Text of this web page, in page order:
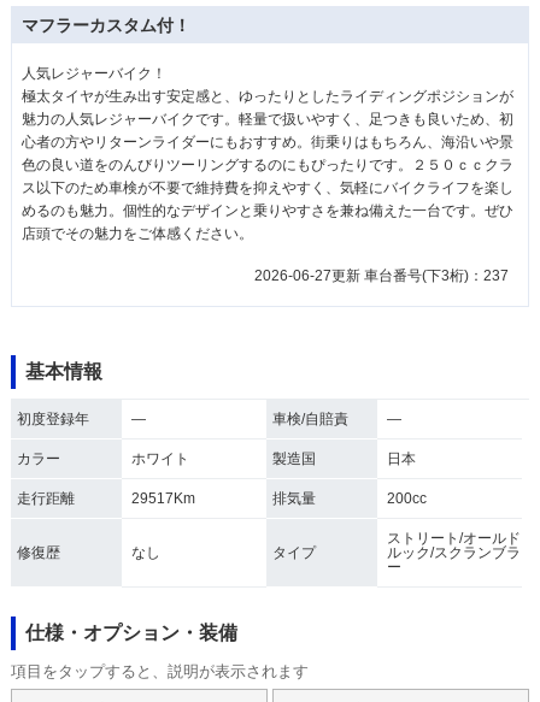
マフラーカスタム付！
人気レジャーバイク！
極太タイヤが生み出す安定感と、ゆったりとしたライディングポジションが
魅力の人気レジャーバイクです。軽量で扱いやすく、足つきも良いため、初
心者の方やリターンライダーにもおすすめ。街乗りはもちろん、海沿いや景
色の良い道をのんびりツーリングするのにもぴったりです。２５０ｃｃクラ
ス以下のため車検が不要で維持費を抑えやすく、気軽にバイクライフを楽し
めるのも魅力。個性的なデザインと乗りやすさを兼ね備えた一台です。ぜひ
店頭でその魅力をご体感ください。
2026-06-27更新 車台番号(下3桁)：237
基本情報
初度登録年 ― 車検/自賠責 ―
カラー ホワイト 製造国 日本
走行距離 29517Km 排気量 200cc
修復歴 なし タイプ
ストリート/オールド
ルック/スクランブラ
ー
仕様・オプション・装備
項目をタップすると、説明が表示されます